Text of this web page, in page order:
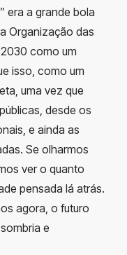
era a grande bola
Organização das
como um
isso, como um
uma vez que
desde os
e ainda as
Se olharmos
ver o quanto
pensada lá atrás.
agora, o futuro
e